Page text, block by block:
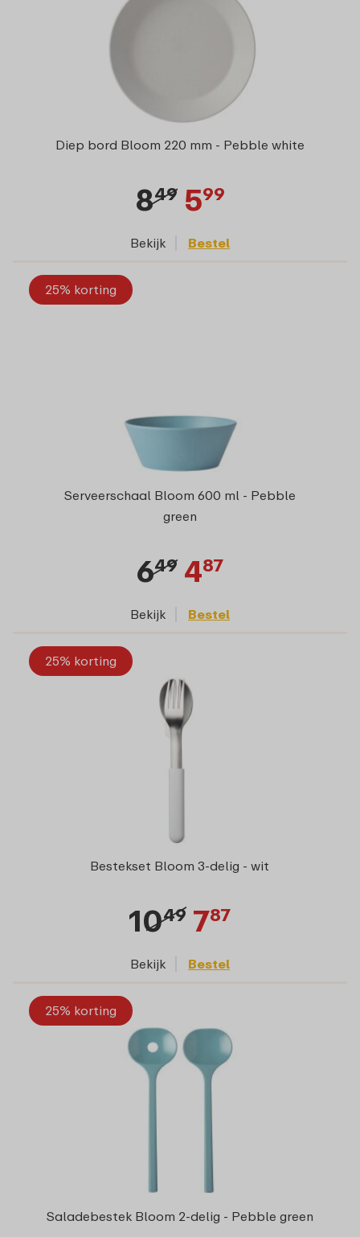
Diep bord Bloom 220 mm - Pebble white
849 599
Bekijk Bestel
25% korting
Serveerschaal Bloom 600 ml - Pebble
green
649 487
Bekijk Bestel
25% korting
Bestekset Bloom 3-delig - wit
1049 787
Bekijk Bestel
25% korting
Saladebestek Bloom 2-delig - Pebble green